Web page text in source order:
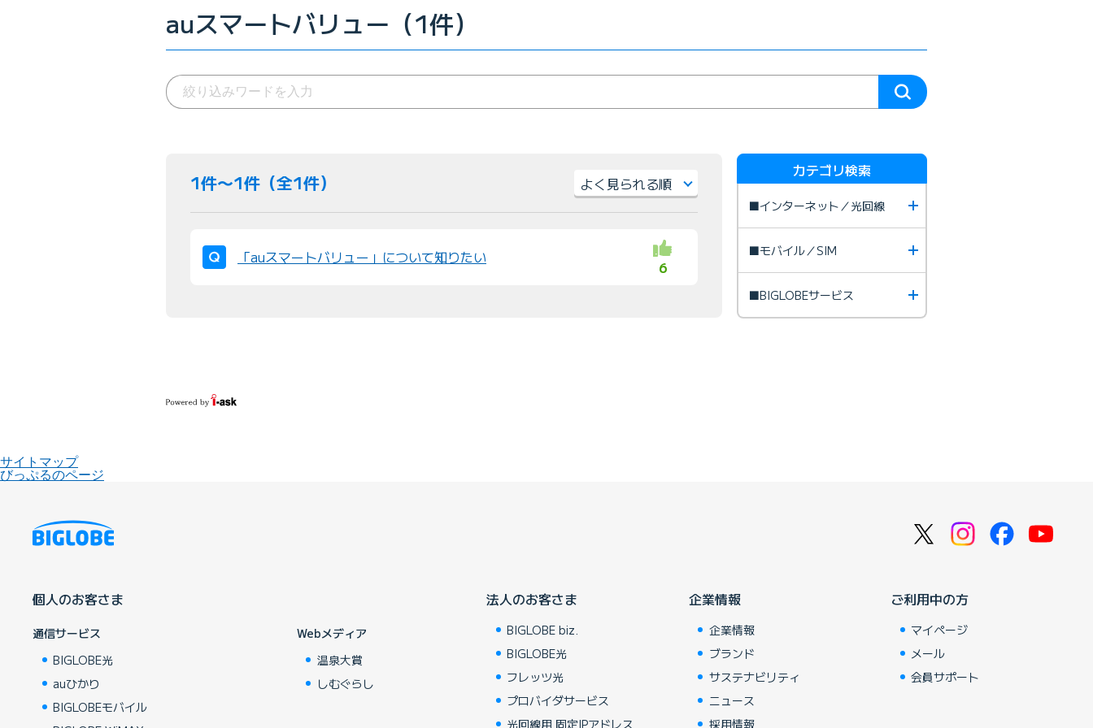
auスマートバリュー（1件）
1件〜1件（全1件）
並
「auスマートバリュー」について知りたい
6
カテゴリ検索
■インターネット／光回線
■モバイル／SIM
■BIGLOBEサービス
サイトマップ
びっぷるのページ
個人のお客さま
通信サービス
BIGLOBE光
auひかり
BIGLOBEモバイル
Webメディア
温泉大賞
しむぐらし
法人のお客さま
BIGLOBE biz.
BIGLOBE光
フレッツ光
プロバイダサービス
光回線用 固定IPアドレス
企業情報
企業情報
ブランド
サステナビリティ
ニュース
採用情報
ご利用中の方
マイページ
メール
会員サポート